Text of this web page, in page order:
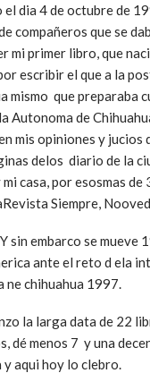
el dia 4 de octubre de
compañeros que se
mi primer libro, que
escribir el que a la
mismo que preparaba
Autonoma de
mis opiniones y jucios
delos diario de la
casa, por esosmas
Siempre,
sin embarco se mueve
ante el reto d ela
ne chihuahua 1997.
la larga data de 22
dé menos 7 y una
y aqui hoy lo clebro.